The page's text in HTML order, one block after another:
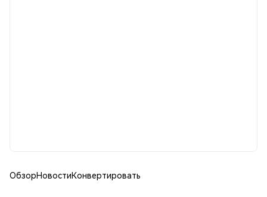
ОбзорНовостиКонвертировать